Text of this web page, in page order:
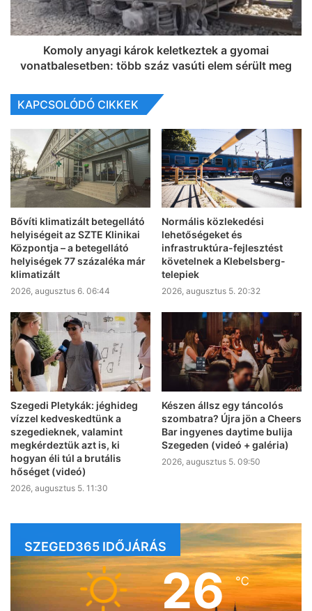
Komoly anyagi károk keletkeztek a gyomai
vonatbalesetben: több száz vasúti elem sérült meg
KAPCSOLÓDÓ CIKKEK
Bővíti klimatizált betegellátó
helyiségeit az SZTE Klinikai
Központja – a betegellátó
helyiségek 77 százaléka már
klimatizált
2026, augusztus 6. 06:44
Normális közlekedési
lehetőségeket és
infrastruktúra-fejlesztést
követelnek a Klebelsberg-
telepiek
2026, augusztus 5. 20:32
Szegedi Pletykák: jéghideg
vízzel kedveskedtünk a
szegedieknek, valamint
megkérdeztük azt is, ki
hogyan éli túl a brutális
hőséget (videó)
2026, augusztus 5. 11:30
Készen állsz egy táncolós
szombatra? Újra jön a Cheers
Bar ingyenes daytime bulija
Szegeden (videó + galéria)
2026, augusztus 5. 09:50
SZEGED365 IDŐJÁRÁS
26℃